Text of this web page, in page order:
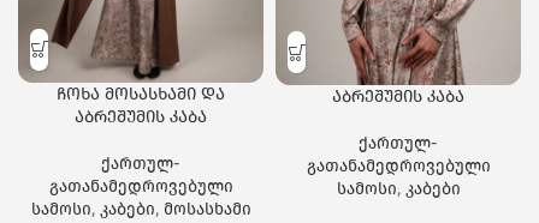
ჩოხა მოსასხამი და
აბრეშუმის კაბა
ქართულ-
გათანამედროვებული
სამოსი, კაბები, მოსასხამი
აბრეშუმის კაბა
ქართულ-
გათანამედროვებული
სამოსი, კაბები